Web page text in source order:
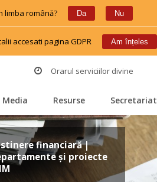
limba română? Da Nu
accesati pagina GDPR Am înțele
Orarul serviciilor divine
Media Resurse Secretariat
financiară |
și proiecte